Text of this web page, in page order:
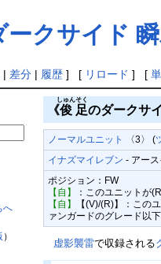
ークサイド 瞬
| 差分| 履歴] [ リロード ] [
へ
）
《俊
しゅん
足
そく
のダークサ
ノーマルユニット 〈3〉 (
イナズマイレブン - アー
ポジション：FW
【自】
：このユニットが
【自】
【(V)/(R)】：この
ァンガードのグレード以
虚影襲雷で収録される